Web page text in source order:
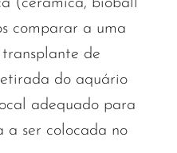
(cerâmica, bioball
comparar a uma
de
do aquário
adequado para
ser colocada no